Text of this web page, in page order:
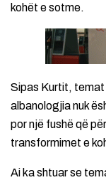
kohët e sotme.
Sipas Kurtit,
albanologjia nuk
por një fushë që
transformimet e
Ai ka shtuar se